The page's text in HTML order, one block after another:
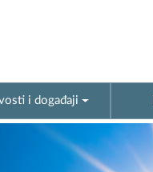
i događaji